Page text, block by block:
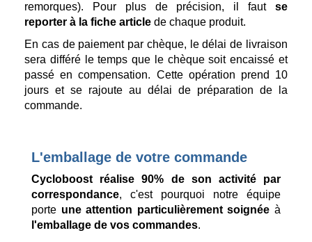
remorques). Pour plus de précision, il faut se
reporter à la fiche article de chaque produit.
En cas de paiement par chèque, le délai de livraison
sera différé le temps que le chèque soit encaissé et
passé en compensation. Cette opération prend 10
jours et se rajoute au délai de préparation de la
commande.
L'emballage de votre commande
Cycloboost réalise 90% de son activité par
correspondance, c'est pourquoi notre équipe
porte une attention particulièrement soignéeà
l'emballage de vos commandes.